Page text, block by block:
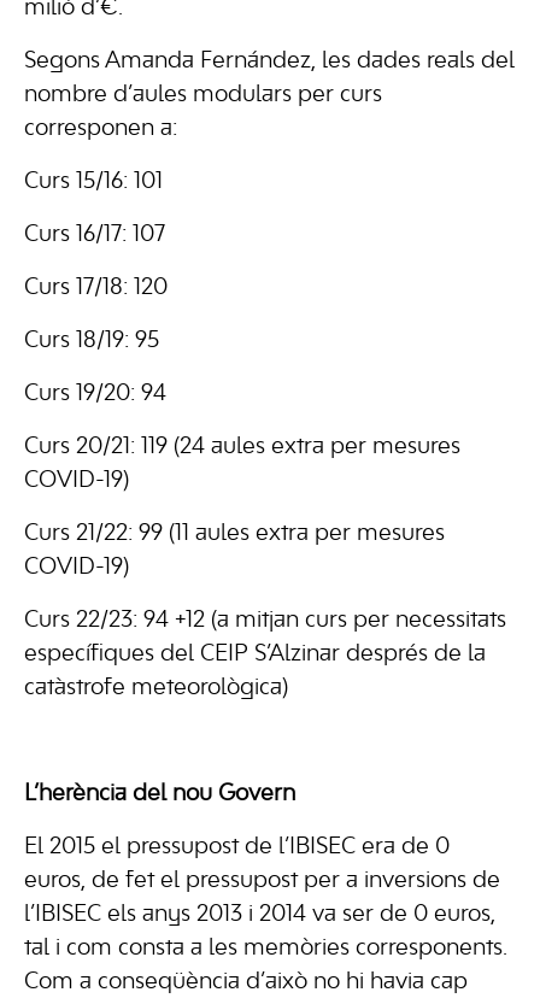
milió d’€.
Segons Amanda Fernández, les dades reals del
nombre d’aules modulars per curs
corresponen a:
Curs 15/16: 101
Curs 16/17: 107
Curs 17/18: 120
Curs 18/19: 95
Curs 19/20: 94
Curs 20/21: 119 (24 aules extra per mesures
COVID-19)
Curs 21/22: 99 (11 aules extra per mesures
COVID-19)
Curs 22/23: 94 +12 (a mitjan curs per necessitats
específiques del CEIP S’Alzinar després de la
catàstrofe meteorològica)
L’herència del nou Govern
El 2015 el pressupost de l’IBISEC era de 0
euros, de fet el pressupost per a inversions de
l’IBISEC els anys 2013 i 2014 va ser de 0 euros,
tal i com consta a les memòries corresponents.
Com a conseqüència d’això no hi havia cap